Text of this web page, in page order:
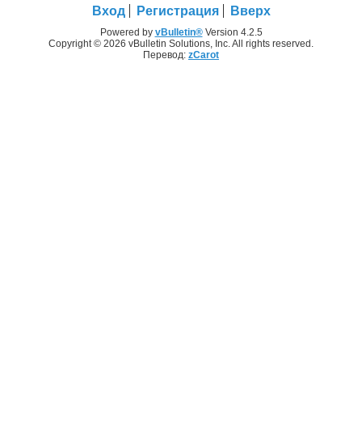
Вход Регистрация Вверх
Powered by vBulletin®Version 4.2.5
Copyright © 2026 vBulletin Solutions, Inc. All rights reserved.
Перевод: zCarot